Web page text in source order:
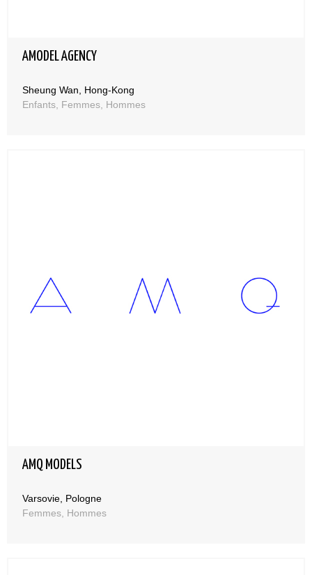
AMODEL AGENCY
Sheung Wan, Hong-Kong
Enfants, Femmes, Hommes
AMQ MODELS
Varsovie, Pologne
Femmes, Hommes